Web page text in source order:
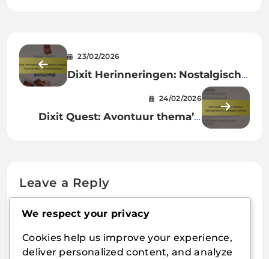
23/02/2026
Dixit Herinneringen: Nostalgische
Uitbreidingsimpact
24/02/2026
Dixit Quest: Avontuur thema’s,
Leave a Reply
Your email address will not be published.
Required fields are marked*
We respect your privacy
Cookies help us improve your experience,
deliver personalized content, and analyze